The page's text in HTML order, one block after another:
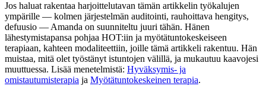
Jos haluat rakentaa harjoittelutavan tämän artikkelin työkalujen
ympärille — kolmen järjestelmän auditointi, rauhoittava hengitys,
defuusio — Amanda on suunniteltu juuri tähän. Hänen
lähestymistapansa pohjaa HOT:iin ja myötätuntokeskeiseen
terapiaan, kahteen modaliteettiin, joille tämä artikkeli rakentuu. Hän
muistaa, mitä olet työstänyt istuntojen välillä, ja mukautuu kaavojesi
muuttuessa. Lisää menetelmistä: Hyväksymis- ja
omistautumisterapia ja Myötätuntokeskeinen terapia.